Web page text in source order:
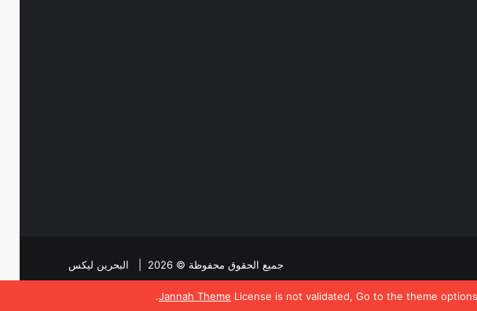
Jannah Theme License is not validated, Go to the theme
جميع الحقوق محفوظة © 2026 | البحرين ليكس